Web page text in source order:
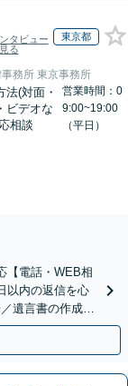
タビュー
る
東京都
務所 東京事務所
法(対面・
ビデオな
相談
営業時間：0
9:00~19:00
（平日）
【電話・WEB相
以内の返信を心
遺言書の作成・
り】